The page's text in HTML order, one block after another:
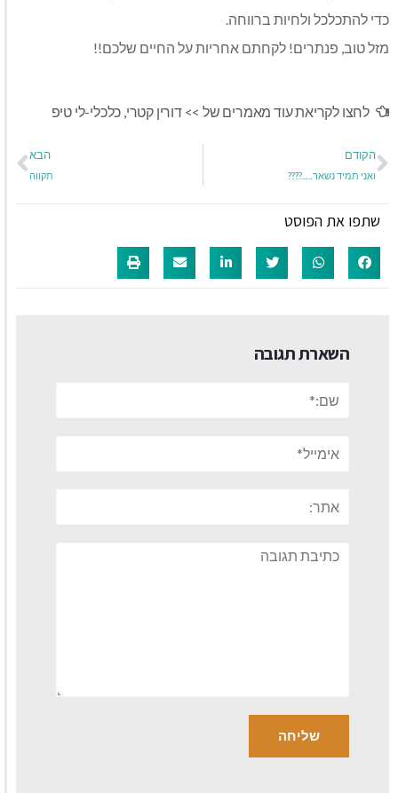
כדי להתכלכל ולחיות ברווחה.
מזל טוב, פנתרים! לקחתם אחריות על החיים שלכם!!
לחצו לקריאת עוד מאמרים של >> דורין קטרי, כלכלי-לי טיפ
הקודם
ואני תמיד נשאר…..????
הבא
תקווה
שתפו את הפוסט
השארת תגובה
תגובה